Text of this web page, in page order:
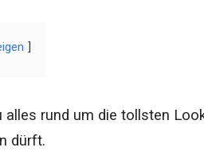
alles rund um die tollsten
dürft.